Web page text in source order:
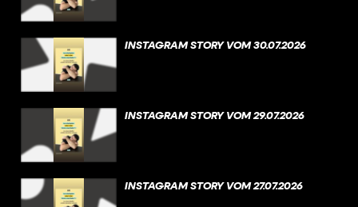
INSTAGRAM STORY VOM 30.07.2026
INSTAGRAM STORY VOM 29.07.2026
INSTAGRAM STORY VOM 27.07.2026